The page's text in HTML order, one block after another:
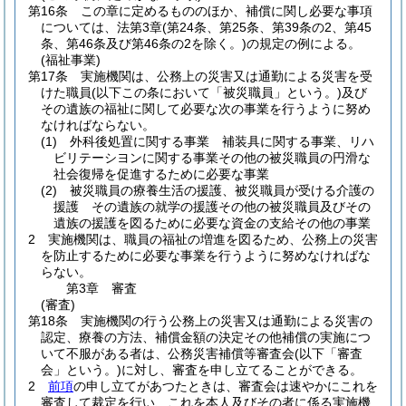
第16条
この章に定めるもののほか、補償に関し必要な事項
については、法第3章(第24条、第25条、第39条の2、第45
条、第46条及び第46条の2を除く。)の規定の例による。
(福祉事業)
第17条
実施機関は、公務上の災害又は通勤による災害を受
けた職員(以下この条において「被災職員」という。)及び
その遺族の福祉に関して必要な次の事業を行うように努め
なければならない。
(1)
外科後処置に関する事業 補装具に関する事業、リハ
ビリテーシヨンに関する事業その他の被災職員の円滑な
社会復帰を促進するために必要な事業
(2)
被災職員の療養生活の援護、被災職員が受ける介護の
援護 その遺族の就学の援護その他の被災職員及びその
遺族の援護を図るために必要な資金の支給その他の事業
2
実施機関は、職員の福祉の増進を図るため、公務上の災害
を防止するために必要な事業を行うように努めなければな
らない。
第3章
審査
(審査)
第18条
実施機関の行う公務上の災害又は通勤による災害の
認定、療養の方法、補償金額の決定その他補償の実施につ
いて不服がある者は、公務災害補償等審査会(以下「審査
会」という。)に対し、審査を申し立てることができる。
2
前項の申し立てがあつたときは、審査会は速やかにこれを
審査して裁定を行い、これを本人及びその者に係る実施機